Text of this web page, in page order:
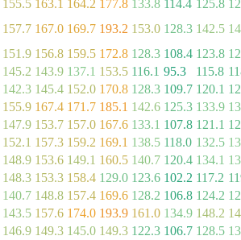
155.5 163.1 164.2 177.8 133.8 114.4 125.8
157.7 167.0 169.7 193.2 153.0 128.3 142.5
151.9 156.8 159.5 172.8 128.3 108.4 123.8
145.2 143.9 137.1 153.5 116.1 95.3 115.8
142.3 145.4 152.0 170.8 128.3 109.7 120.1
155.9 167.4 171.7 185.1 142.6 125.3 133.9
147.9 153.7 157.0 167.6 133.1 107.8 121.1
152.1 157.3 159.2 169.1 138.5 118.0 132.5
148.9 153.6 149.1 160.5 140.7 120.4 134.1
148.3 153.3 158.4 129.0 123.6 102.2 117.2
140.7 148.8 157.4 169.6 128.2 106.8 124.2
143.5 157.6 174.0 193.9 161.0 134.9 148.2
146.9 149.3 145.0 149.3 122.3 106.7 128.5